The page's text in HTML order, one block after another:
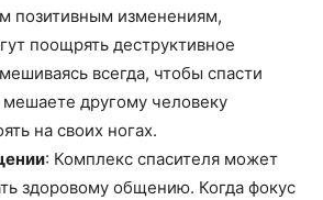
позитивным изменениям,
поощрять деструктивное
всегда, чтобы спасти
другому человеку
на своих ногах.
: Комплекс спасителя может
здоровому общению. Когда фокус